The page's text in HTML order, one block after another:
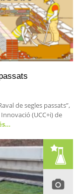
de segles passats”,
(UCC+i) de